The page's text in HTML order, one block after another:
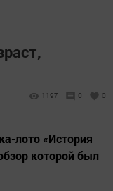
1197 0 0
лото «История
которой был